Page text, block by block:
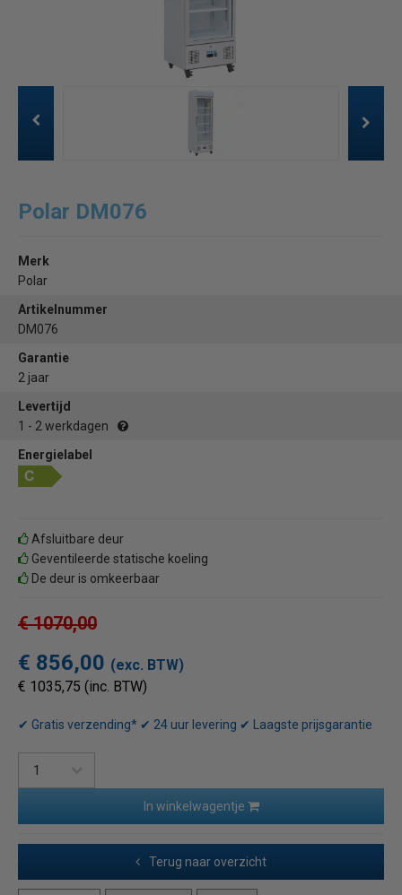
Polar DM076
Merk
Polar
Artikelnummer
DM076
Garantie
2 jaar
Levertijd
1 - 2 werkdagen
Energielabel
Afsluitbare deur
Geventileerde statische koeling
De deur is omkeerbaar
€ 1070,00
€ 856,00 (exc. BTW)
€ 1035,75 (inc. BTW)
✔ Gratis verzending* ✔ 24 uur levering ✔ Laagste prijsgarantie
In winkelwagentje
Terug naar overzicht